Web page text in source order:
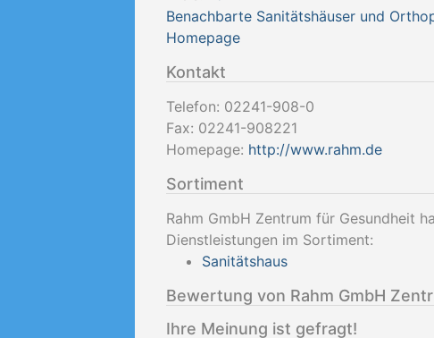
Benachbarte Sanitätshäuser und
Homepage
Kontakt
Telefon: 02241-908-0
Fax: 02241-908221
Homepage: http://www.rahm.de
Sortiment
Rahm GmbH Zentrum für Gesundheit
Dienstleistungen im Sortiment:
Sanitätshaus
Bewertung von Rahm GmbH
Ihre Meinung ist gefragt!